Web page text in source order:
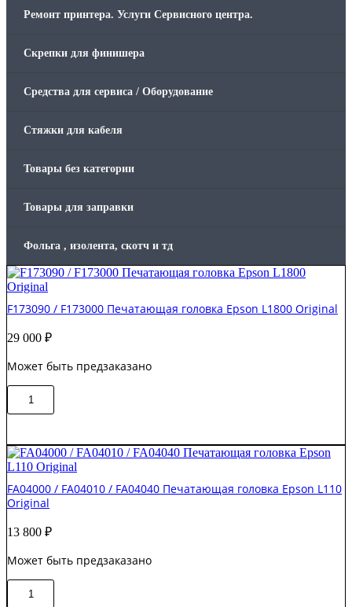
Ремонт принтера. Услуги Сервисного центра.
Скрепки для финишера
Средства для сервиса / Оборудование
Стяжки для кабеля
Товары без категории
Товары для заправки
Фольга , изолента, скотч и тд
F173090 / F173000 Печатающая головка Epson L1800 Original
29 000 ₽
Может быть предзаказано
Количество
товара
F173000
Печатающая
головка
Epson
L1800
FA04000 / FA04010 / FA04040 Печатающая головка Epson L110
Оriginal
13 800 ₽
Может быть предзаказано
Количество
товара